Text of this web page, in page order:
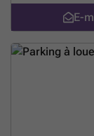
lien suivant : ###
bruxelles-2860?
E-